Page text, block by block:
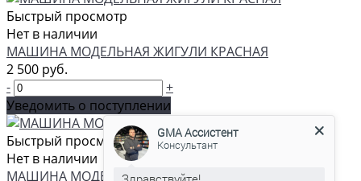
Быстрый просмотр
Нет в наличии
МАШИНА МОДЕЛЬНАЯ ЖИГУЛИ КРАСНАЯ
2 500 руб.
-
+
Уведомить о поступлении
Быстрый просмотр
Нет в наличии
МАШИНА МОДЕЛЬНАЯ ЖИГУЛИ КРАСНАЯ
GMA Ассистент
Консультант